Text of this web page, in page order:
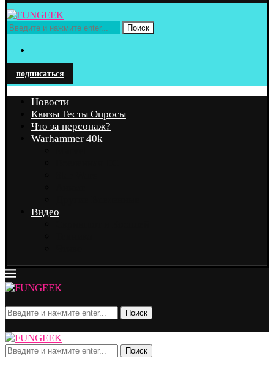
Поиск
подписаться
Новости
Квизы Тесты Опросы
Что за персонаж?
Warhammer 40k
Видео
Поиск
Поиск